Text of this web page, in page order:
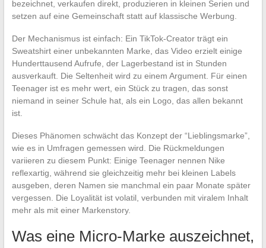
bezeichnet, verkaufen direkt, produzieren in kleinen Serien und
setzen auf eine Gemeinschaft statt auf klassische Werbung.
Der Mechanismus ist einfach: Ein TikTok-Creator trägt ein
Sweatshirt einer unbekannten Marke, das Video erzielt einige
Hunderttausend Aufrufe, der Lagerbestand ist in Stunden
ausverkauft. Die Seltenheit wird zu einem Argument. Für einen
Teenager ist es mehr wert, ein Stück zu tragen, das sonst
niemand in seiner Schule hat, als ein Logo, das allen bekannt
ist.
Dieses Phänomen schwächt das Konzept der “Lieblingsmarke”,
wie es in Umfragen gemessen wird. Die Rückmeldungen
variieren zu diesem Punkt: Einige Teenager nennen Nike
reflexartig, während sie gleichzeitig mehr bei kleinen Labels
ausgeben, deren Namen sie manchmal ein paar Monate später
vergessen. Die Loyalität ist volatil, verbunden mit viralem Inhalt
mehr als mit einer Markenstory.
Was eine Micro-Marke auszeichnet,